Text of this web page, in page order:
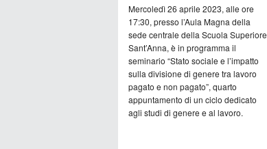
Mercoledì 26 aprile 2023, alle ore
17:30, presso l’Aula Magna della
sede centrale della Scuola Superiore
Sant’Anna, è in programma il
seminario “Stato sociale e l’impatto
sulla divisione di genere tra lavoro
pagato e non pagato”, quarto
appuntamento di un ciclo dedicato
agli studi di genere e al lavoro.